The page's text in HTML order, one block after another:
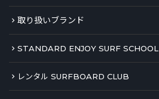
取り扱いブランド
STANDARD ENJOY SURF SCHOOL
レンタル SURFBOARD CLUB